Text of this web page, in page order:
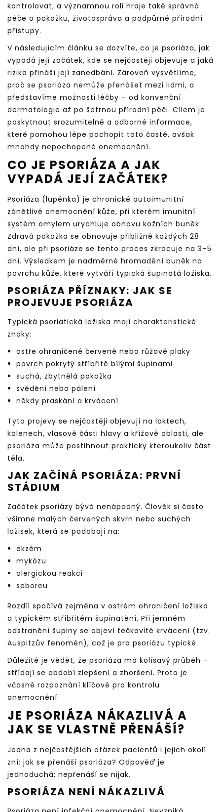
kontrolovat, a významnou roli hraje také správná
péče o pokožku, životospráva a podpůrné přírodní
přístupy.
V následujícím článku se dozvíte, co je psoriáza, jak
vypadá její začátek, kde se nejčastěji objevuje a jaká
rizika přináší její zanedbání. Zároveň vysvětlíme,
proč se psoriáza nemůže přenášet mezi lidmi, a
představíme možnosti léčby – od konvenční
dermatologie až po šetrnou přírodní péči. Cílem je
poskytnout srozumitelné a odborné informace,
které pomohou lépe pochopit toto časté, avšak
mnohdy nepochopené onemocnění.
CO JE PSORIÁZA A JAK
VYPADÁ JEJÍ ZAČÁTEK?
Psoriáza (lupénka) je chronické autoimunitní
zánětlivé onemocnění kůže, při kterém imunitní
systém omylem urychluje obnovu kožních buněk.
Zdravá pokožka se obnovuje přibližně každých 28
dní, ale při psoriáze se tento proces zkracuje na 3–5
dní. Výsledkem je nadměrné hromadění buněk na
povrchu kůže, které vytváří typická šupinatá ložiska.
PSORIÁZA PŘÍZNAKY: JAK SE
PROJEVUJE PSORIÁZA
Typická psoriatická ložiska mají charakteristické
znaky:
ostře ohraničené červené nebo růžové plaky
povrch pokrytý stříbřitě bílými šupinami
suchá, zbytnělá pokožka
svědění nebo pálení
někdy praskání a krvácení
Tyto projevy se nejčastěji objevují na loktech,
kolenech, vlasové části hlavy a křížové oblasti, ale
psoriáza může postihnout prakticky kteroukoliv část
těla.
JAK ZAČÍNÁ PSORIÁZA: PRVNÍ
STÁDIUM
Začátek psoriázy bývá nenápadný. Člověk si často
všimne malých červených skvrn nebo suchých
ložisek, která se podobají na:
ekzém
mykózu
alergickou reakci
seboreu
Rozdíl spočívá zejména v ostrém ohraničení ložiska
a typickém stříbřitém šupinatění. Při jemném
odstranění šupiny se objeví tečkovité krvácení (tzv.
Auspitzův fenomén), což je pro psoriázu typické.
Důležité je vědět, že psoriáza má kolísavý průběh –
střídají se období zlepšení a zhoršení. Proto je
včasné rozpoznání klíčové pro kontrolu
onemocnění.
JE PSORIÁZA NÁKAZLIVÁ A
JAK SE VLASTNĚ PŘENÁŠÍ?
Jedna z nejčastějších otázek pacientů i jejich okolí
zní: jak se přenáší psoriáza? Odpověď je
jednoduchá: nepřenáší se nijak.
PSORIÁZA NENÍ NÁKAZLIVÁ